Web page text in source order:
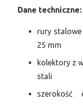
Dane techniczne:
rury
25 mm
kolektory z
stali
szerokość